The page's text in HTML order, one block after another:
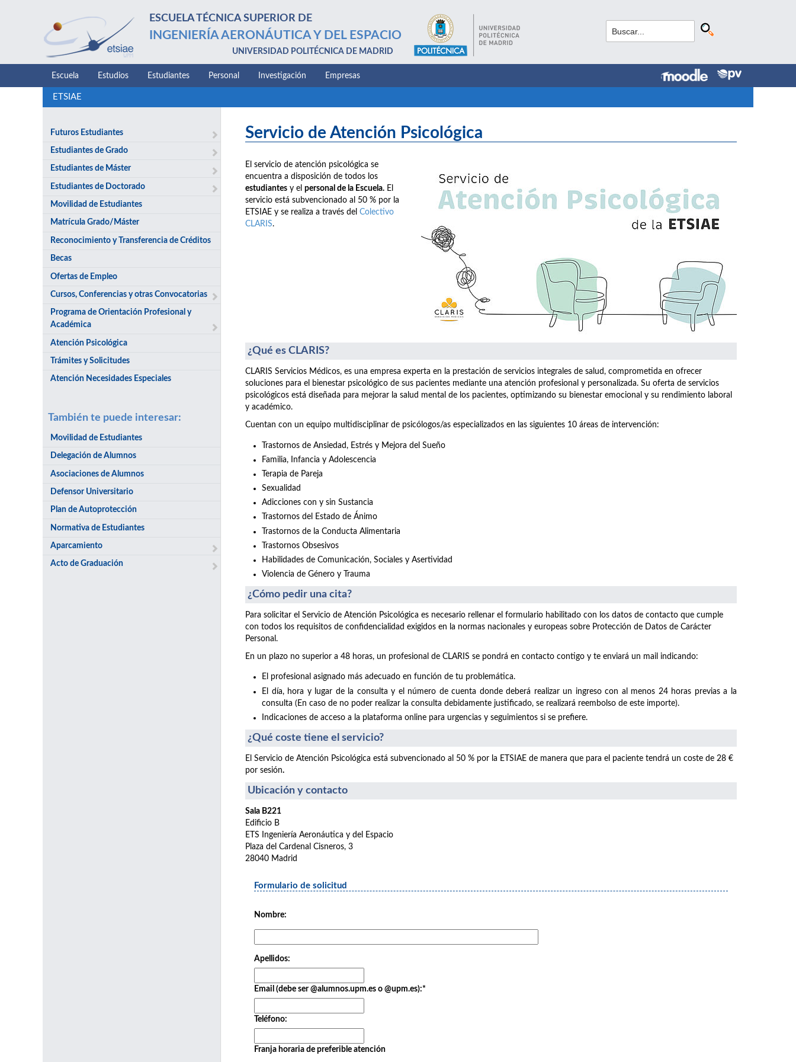
ESCUELA TÉCNICA SUPERIOR DE
INGENIERÍA AERONÁUTICA Y DEL ESPACIO
UNIVERSIDAD POLITÉCNICA DE MADRID
Escuela Estudios Estudiantes Personal Investigación Empresas
ETSIAE
Futuros Estudiantes
Estudiantes de Grado
Estudiantes de Máster
Estudiantes de Doctorado
Movilidad de Estudiantes
Matrícula Grado/Máster
Reconocimiento y Transferencia de Créditos
Becas
Ofertas de Empleo
Cursos, Conferencias y otras Convocatorias
Programa de Orientación Profesional y
Académica
Atención Psicológica
Trámites y Solicitudes
Atención Necesidades Especiales
También te puede interesar:
Movilidad de Estudiantes
Delegación de Alumnos
Asociaciones de Alumnos
Defensor Universitario
Plan de Autoprotección
Normativa de Estudiantes
Aparcamiento
Acto de Graduación
Servicio de Atención Psicológica
El servicio de atención psicológica se
encuentra a disposición de todos los
estudiantes y el personal de la Escuela. El
servicio está subvencionado al 50 % por la
ETSIAE y se realiza a través del Colectivo
CLARIS.
¿Qué es CLARIS?
CLARIS Servicios Médicos, es una empresa experta en la prestación de servicios integrales de salud, comprometida en ofrecer
soluciones para el bienestar psicológico de sus pacientes mediante una atención profesional y personalizada. Su oferta de servicios
psicológicos está diseñada para mejorar la salud mental de los pacientes, optimizando su bienestar emocional y su rendimiento laboral
y académico.
Cuentan con un equipo multidisciplinar de psicólogos/as especializados en las siguientes 10 áreas de intervención:
Trastornos de Ansiedad, Estrés y Mejora del Sueño
Familia, Infancia y Adolescencia
Terapia de Pareja
Sexualidad
Adicciones con y sin Sustancia
Trastornos del Estado de Ánimo
Trastornos de la Conducta Alimentaria
Trastornos Obsesivos
Habilidades de Comunicación, Sociales y Asertividad
Violencia de Género y Trauma
¿Cómo pedir una cita?
Para solicitar el Servicio de Atención Psicológica es necesario rellenar el formulario habilitado con los datos de contacto que cumple
con todos los requisitos de confidencialidad exigidos en la normas nacionales y europeas sobre Protección de Datos de Carácter
Personal.
En un plazo no superior a 48 horas, un profesional de CLARIS se pondrá en contacto contigo y te enviará un mail indicando:
El profesional asignado más adecuado en función de tu problemática.
El día, hora y lugar de la consulta y el número de cuenta donde deberá realizar un ingreso con al menos 24 horas previas a la
consulta (En caso de no poder realizar la consulta debidamente justificado, se realizará reembolso de este importe).
Indicaciones de acceso a la plataforma online para urgencias y seguimientos si se prefiere.
¿Qué coste tiene el servicio?
El Servicio de Atención Psicológica está subvencionado al 50 % por la ETSIAE de manera que para el paciente tendrá un coste de 28 €
por sesión.
Ubicación y contacto
Sala B221
Edificio B
ETS Ingeniería Aeronáutica y del Espacio
Plaza del Cardenal Cisneros, 3
28040 Madrid
Formulario de solicitud
Nombre:
Apellidos:
Email (debe ser @alumnos.upm.es o @upm.es):*
Teléfono:
Franja horaria de preferible atención